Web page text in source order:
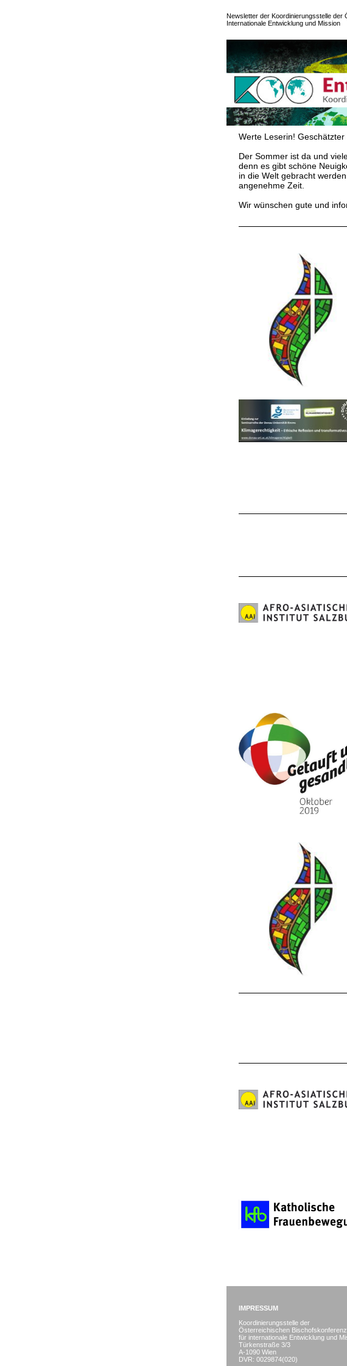
Newsletter der Koordinierungsstelle
Internationale Entwicklung und Mission
Werte Leserin! Geschätzter
Der Sommer ist da und
denn es gibt schöne
in die Welt gebracht
angenehme Zeit.
Wir wünschen gute und
IMPRESSUM
Koordinierungsstelle der
Österreichischen Bischofskonferenz
für internationale Entwicklung und
Türkenstraße 3/3
A-1090 Wien
DVR: 0029874(020)